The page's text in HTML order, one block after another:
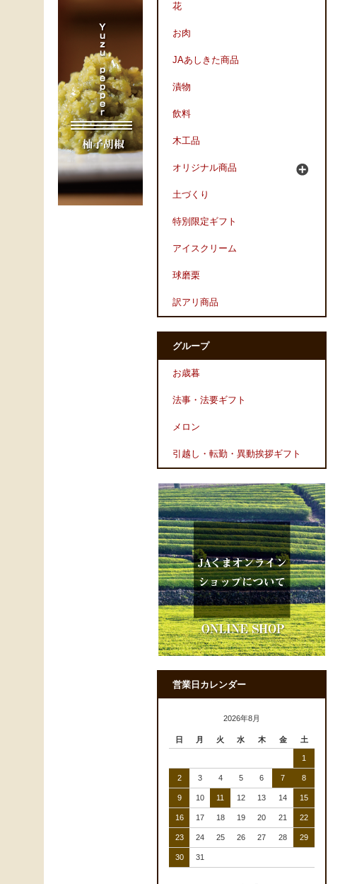
花
お肉
JAあしきた商品
漬物
飲料
木工品
オリジナル商品
土づくり
特別限定ギフト
アイスクリーム
球磨栗
訳アリ商品
グループ
お歳暮
法事・法要ギフト
メロン
引越し・転勤・異動挨拶ギフト
営業日カレンダー
2026年8月
日 月 火 水 木 金 土
1
2 3 4 5 6 7 8
9 10 11 12 13 14 15
16 17 18 19 20 21 22
23 24 25 26 27 28 29
30 31